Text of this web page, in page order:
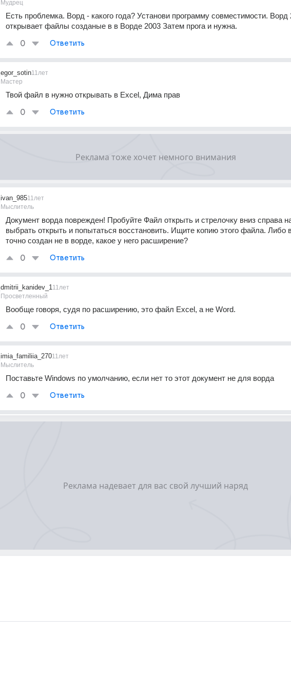
Мудрец
Есть проблемка. Ворд - какого года? Установи программу совместимости. Ворд
открывает файлы созданые в в Ворде 2003 Затем прога и нужна.
0 Ответить
egor_sotin
Мастер
11лет
Твой файл в нужно открывать в Excel, Дима прав
0 Ответить
ivan_985
Мыслитель
11лет
Документ ворда поврежден! Пробуйте Файл открыть и стрелочку вниз справа
выбрать открыть и попытаться восстановить. Ищите копию этого файла. Либо
точно создан не в ворде, какое у него расширение?
0 Ответить
dmitrii_kanidev_1
Просветленный
11лет
Вообще говоря, судя по расширению, это файл Excel, а не Word.
0 Ответить
imia_familiia_270
Мыслитель
11лет
Поставьте Windows по умолчанию, если нет то этот документ не для ворда
0 Ответить